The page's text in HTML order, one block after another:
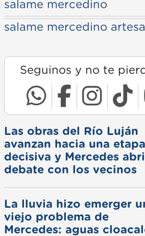
salame mercedino
salame mercedino
Seguinos y no te
Las obras del Río Luján
avanzan hacia una etapa
decisiva y Mercedes
debate con los vecinos
La lluvia hizo emerger
viejo problema de
Mercedes: aguas